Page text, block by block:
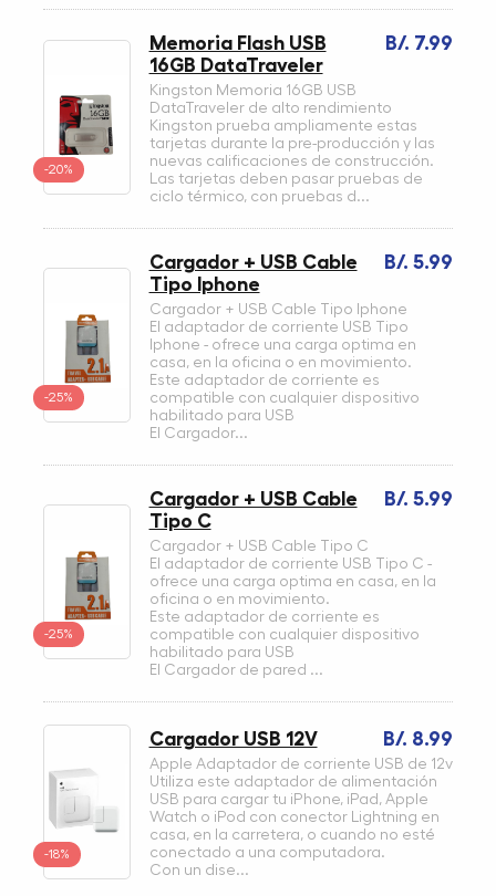
-20%
B/. 7.99
Memoria Flash USB
16GB DataTraveler
Kingston Memoria 16GB USB
DataTraveler de alto rendimiento
Kingston prueba ampliamente estas
tarjetas durante la pre-producción y las
nuevas calificaciones de construcción.
Las tarjetas deben pasar pruebas de
ciclo térmico, con pruebas d...
-25%
B/. 5.99
Cargador + USB Cable
Tipo Iphone
Cargador + USB Cable Tipo Iphone
El adaptador de corriente USB Tipo
Iphone - ofrece una carga optima en
casa, en la oficina o en movimiento.
Este adaptador de corriente es
compatible con cualquier dispositivo
habilitado para USB
El Cargador...
-25%
B/. 5.99
Cargador + USB Cable
Tipo C
Cargador + USB Cable Tipo C
El adaptador de corriente USB Tipo C -
ofrece una carga optima en casa, en la
oficina o en movimiento.
Este adaptador de corriente es
compatible con cualquier dispositivo
habilitado para USB
El Cargador de pared ...
-18%
B/. 8.99
Cargador USB 12V
Apple Adaptador de corriente USB de 12v
Utiliza este adaptador de alimentación
USB para cargar tu iPhone, iPad, Apple
Watch o iPod con conector Lightning en
casa, en la carretera, o cuando no esté
conectado a una computadora.
Con un dise...